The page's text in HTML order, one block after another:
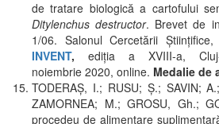
de tratare biologică a cartofului
Ditylenchus destructor. Brevet de
1/06. Salonul Cercetării
INVENT, ediţia a XVIII-a, Cluj-
noiembrie 2020, online. Medalie de
TODERAŞ, I.; RUSU; Ş.; SAVIN;
ZAMORNEA; M.; GROSU, Gh.;
procedeu de alimentare